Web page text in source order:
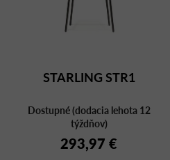
STARLING STR1
Dostupné (dodacia lehota 12
týždňov)
293,97 €